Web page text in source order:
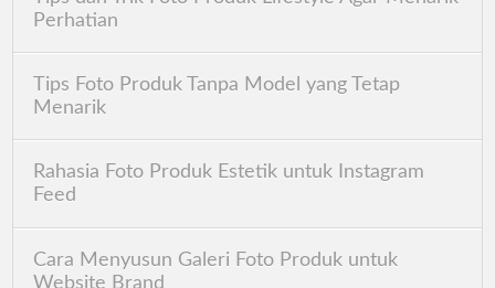
Perhatian
Tips Foto Produk Tanpa Model yang Tetap
Menarik
Rahasia Foto Produk Estetik untuk Instagram
Feed
Cara Menyusun Galeri Foto Produk untuk
Website Brand